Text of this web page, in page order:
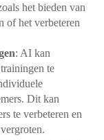
het bieden van
of het verbeteren
: AI kan
te
Dit kan
te verbeteren en